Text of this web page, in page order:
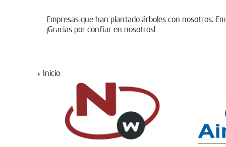
Empresas que han plantado árboles con nosotros.
¡Gracias por confiar en nosotros!
Inicio